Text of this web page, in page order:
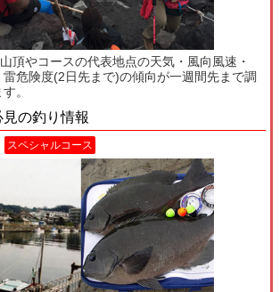
頂やコースの代表地点の天気・風向風速・
危険度(2日先まで)の傾向が一週間先まで調
。
の釣り情報
スペシャルコース